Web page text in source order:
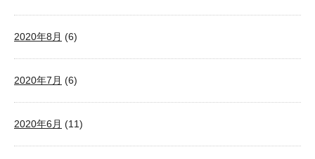
2020年8月 (6)
2020年7月 (6)
2020年6月 (11)